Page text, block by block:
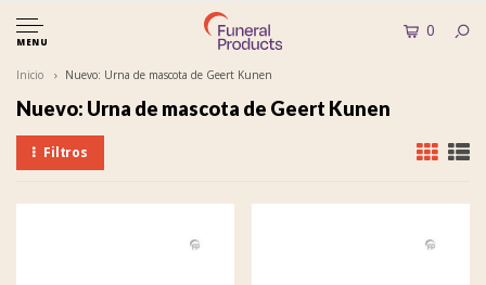
MENU
0
Inicio Nuevo: Urna de mascota de Geert Kunen
Nuevo: Urna de mascota de Geert Kunen
Filtros